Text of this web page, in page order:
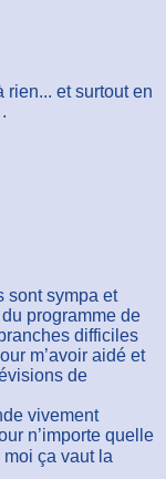
et surtout en
sont sympa et
programme de
difficiles
m’avoir aidé et
de
vivement
n’importe quelle
moi ça vaut la